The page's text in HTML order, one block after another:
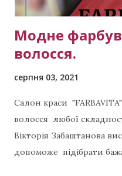
Модне
волосся.
серпня 03, 2021
Салон краси
волосся любої
Вікторія Забаштанова
допоможе підібрати